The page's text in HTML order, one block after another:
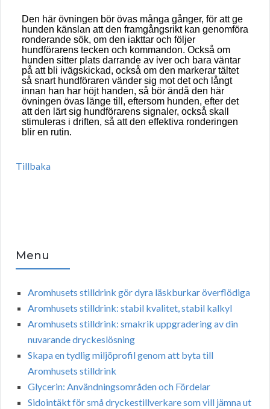
Den här övningen bör övas många gånger, för att ge
hunden känslan att den framgångsrikt kan genomföra
ronderande sök, om den iakttar och följer
hundförarens tecken och kommandon. Också om
hunden sitter plats darrande av iver och bara väntar
på att bli ivägskickad, också om den markerar tältet
så snart hundföraren vänder sig mot det och långt
innan han har höjt handen, så bör ändå den här
övningen övas länge till, eftersom hunden, efter det
att den lärt sig hundförarens signaler, också skall
stimuleras i driften, så att den effektiva ronderingen
blir en rutin.
Tillbaka
Menu
Aromhusets stilldrink gör dyra läskburkar överflödiga
Aromhusets stilldrink: stabil kvalitet, stabil kalkyl
Aromhusets stilldrink: smakrik uppgradering av din
nuvarande dryckeslösning
Skapa en tydlig miljöprofil genom att byta till
Aromhusets stilldrink
Glycerin: Användningsområden och Fördelar
Sidointäkt för små dryckestillverkare som vill jämna ut